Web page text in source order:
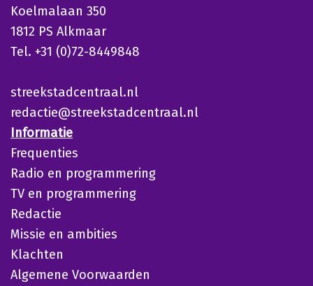
Koelmalaan 350
1812 PS Alkmaar
Tel. +31 (0)72-8449848
streekstadcentraal.nl
redactie@streekstadcentraal.nl
Informatie
Frequenties
Radio en programmering
TV en programmering
Redactie
Missie en ambities
Klachten
Algemene Voorwaarden